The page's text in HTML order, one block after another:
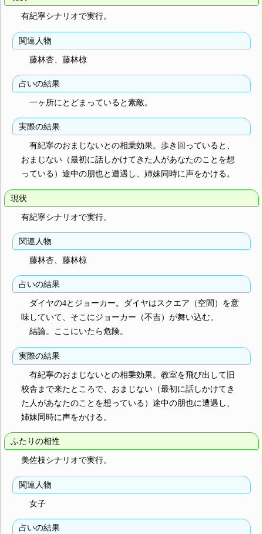
有紀寧シナリオで実行。
関連人物
藤林杏、藤林椋
占いの結果
一ヶ所にとどまっていると素敵。
実際の結果
有紀寧のおまじないとの相乗効果。歩き回っていると、
おまじない（最初に話しかけてきた人があなたのことを想
っている）途中の朋也と遭遇し、姉妹同時に声をかける。
現状
有紀寧シナリオで実行。
関連人物
藤林杏、藤林椋
占いの結果
ダイヤの4とジョーカー。ダイヤはスクエア（空間）を意
味していて、そこにジョーカー（不吉）が舞い込む。
結論。ここにいたら危険。
実際の結果
有紀寧のおまじないとの相乗効果。教室を飛び出して旧
校舎まで来たところで、おまじない（最初に話しかけてき
た人があなたのことを想っている）途中の朋也に遭遇し、
姉妹同時に声をかける。
ふたりの相性
美佐枝シナリオで実行。
関連人物
女子
占いの結果